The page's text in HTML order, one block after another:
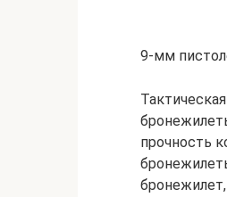
9-мм
прочность
бронежилет,